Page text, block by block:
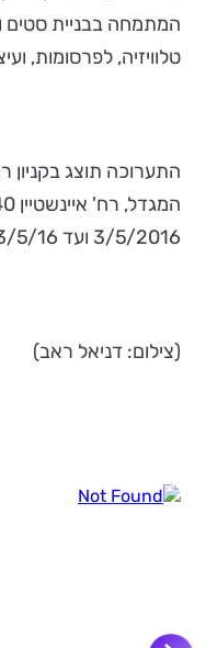
המתמחה בבניית סטים
טלוויזיה, לפרסומות,
התערוכה תוצג
3/5/2016 ועד 13/5/16.
(צילום: דניאל ראב)